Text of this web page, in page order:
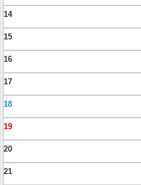
14
15
16
17
18
19
20
21